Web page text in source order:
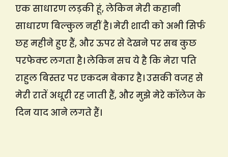
एक साधारण लड़की हूं, लेकिन मेरी कहानी
साधारण बिल्कुल नहीं है। मेरी शादी को अभी सिर्फ
छह महीने हुए हैं, और ऊपर से देखने पर सब कुछ
परफेक्ट लगता है। लेकिन सच ये है कि मेरा पति
राहुल बिस्तर पर एकदम बेकार है। उसकी वजह से
मेरी रातें अधूरी रह जाती हैं, और मुझे मेरे कॉलेज के
दिन याद आने लगते हैं।